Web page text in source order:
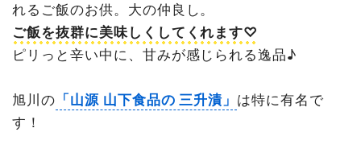
れるご飯のお供。大の仲良し。
ご飯を抜群に美味しくしてくれます♡
ピリっと辛い中に、甘みが感じられる逸品♪
旭川の 「山源 山下食品の 三升漬」 は特に有名で
す！